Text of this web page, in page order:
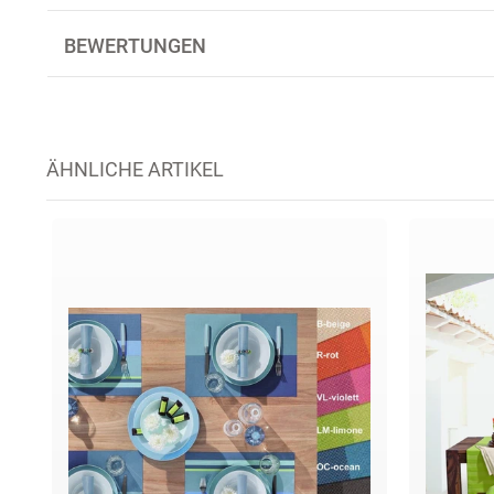
BEWERTUNGEN
ÄHNLICHE ARTIKEL